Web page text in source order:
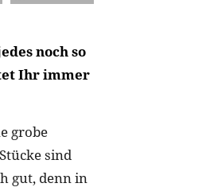
noch so
Ihr immer
grobe
sind
gut, denn in